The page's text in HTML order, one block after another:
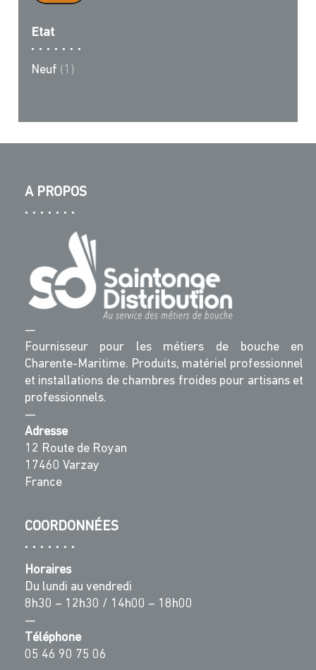
Etat
Neuf (1)
A PROPOS
—
Fournisseur pour les métiers de bouche en
Charente-Maritime. Produits, matériel professionnel
et installations de chambres froides pour artisans et
professionnels.
—
Adresse
12 Route de Royan
17460 Varzay
France
COORDONNÉES
Horaires
Du lundi au vendredi
8h30 – 12h30 / 14h00 – 18h00
—
Téléphone
05 46 90 75 06